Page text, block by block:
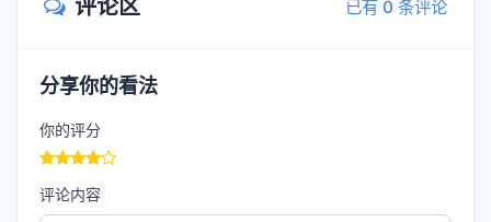
评论区 已有 0 条评论
分享你的看法
你的评分
评论内容